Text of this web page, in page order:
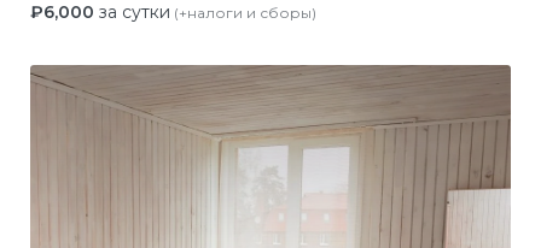
₽6,000 за сутки (+налоги и сборы)